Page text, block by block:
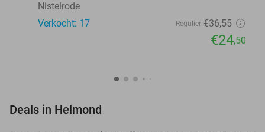
Nistelrode
Verkocht: 17
Regulier €36,55
€24,50
Deals in Helmond